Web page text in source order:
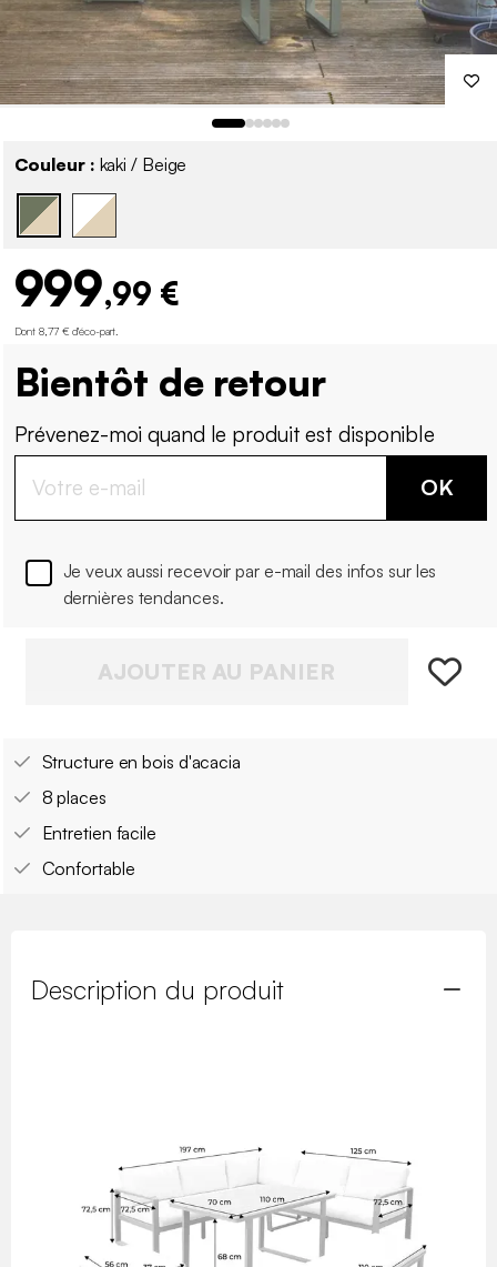
Couleur : kaki / Beige
999,99 €
Dont 8,77 € d'éco-part
Bientôt de retour
Prévenez-moi quand le produit est disponible
OK
Je veux aussi recevoir par e-mail des infos sur les
dernières tendances.
AJOUTER AU PANIER
Structure en bois d'acacia
8 places
Entretien facile
Confortable
Description du produit